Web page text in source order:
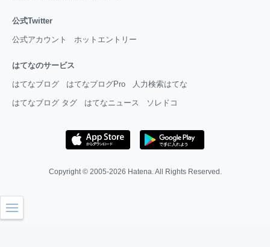
公式Twitter
公式アカウント ホットエントリー
はてなのサービス
はてなブログ はてなブログPro 人力検索はてな
はてなブログ タグ はてなニュース ソレドコ
Copyright © 2005-2026 Hatena. All Rights Reserved.